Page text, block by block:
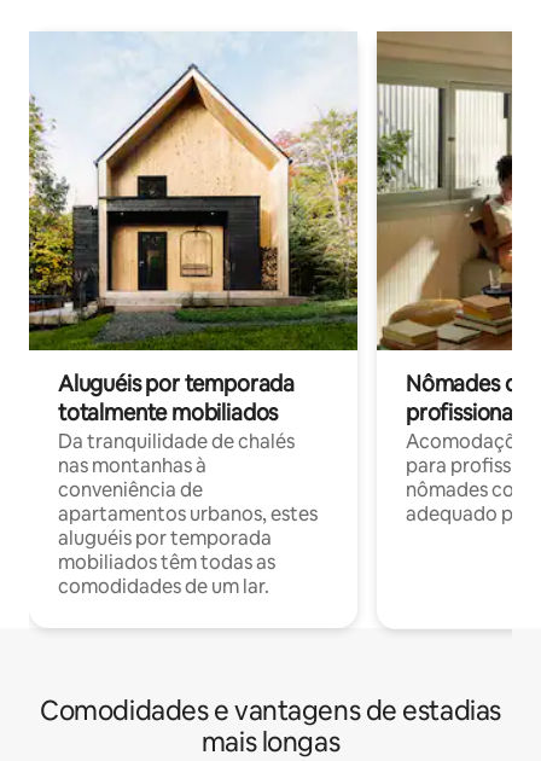
Aluguéis por temporada
totalmente mobiliados
Da tranquilidade de chalés
nas montanhas à
conveniência de
apartamentos urbanos, estes
aluguéis por temporada
mobiliados têm todas as
comodidades de um lar.
Nômades
profissionais
para
nômades com
adequado
Comodidades e vantagens de estadias
mais longas